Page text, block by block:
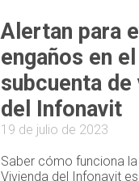
Alertan para
engaños en
subcuenta de
del Infonavit
19 de julio de 2023
Saber cómo funciona
Vivienda del Infonavit